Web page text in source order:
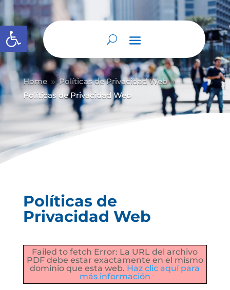
Abrir barra de herramientas
Home 9 Políticas de Privacidad Web 9
Políticas de Privacidad Web
Políticas de
Privacidad Web
Failed to fetch Error: La URL del archivo
PDF debe estar exactamente en el mismo
dominio que esta web. Haz clic aquí para
más información